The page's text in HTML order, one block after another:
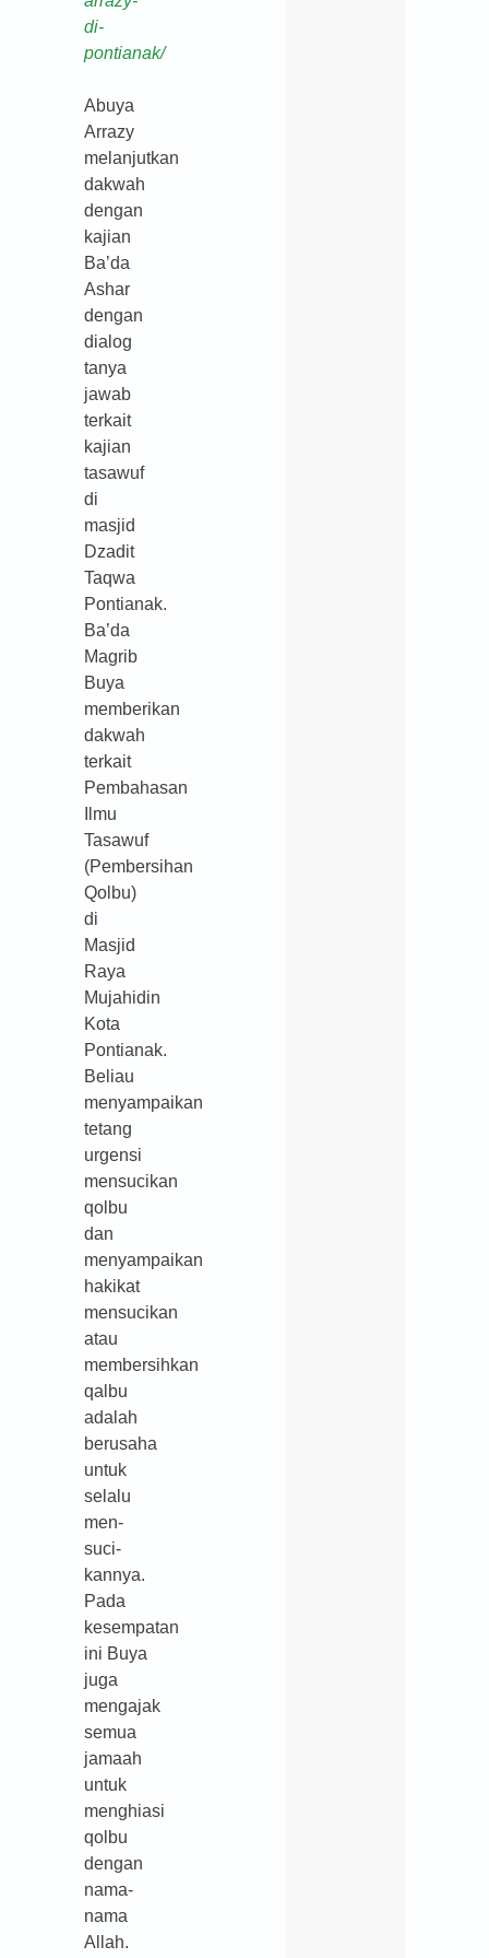
di-
pontianak/
Abuya
Arrazy
melanjutkan
dakwah
dengan
kajian
Ba’da
Ashar
dengan
dialog
tanya
jawab
terkait
kajian
tasawuf
di
masjid
Dzadit
Taqwa
Pontianak.
Ba’da
Magrib
Buya
memberikan
dakwah
terkait
Pembahasan
Ilmu
Tasawuf
(Pembersihan
Qolbu)
di
Masjid
Raya
Mujahidin
Kota
Pontianak.
Beliau
menyampaikan
tetang
urgensi
mensucikan
qolbu
dan
menyampaikan
hakikat
mensucikan
atau
membersihkan
qalbu
adalah
berusaha
untuk
selalu
men-
suci-
kannya.
Pada
kesempatan
ini Buya
juga
mengajak
semua
jamaah
untuk
menghiasi
qolbu
dengan
nama-
nama
Allah.